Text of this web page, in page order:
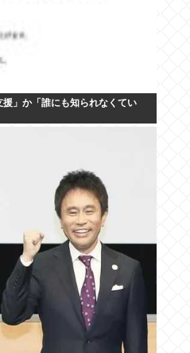
援」か「誰にも知られなくてい